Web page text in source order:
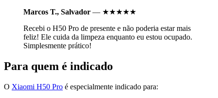
Marcos T., Salvador — ★★★★★
Recebi o H50 Pro de presente e não poderia estar mais
feliz! Ele cuida da limpeza enquanto eu estou ocupado.
Simplesmente prático!
Para quem é indicado
O Xiaomi H50 Pro é especialmente indicado para: